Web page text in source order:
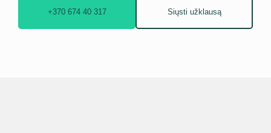
+370 674 40 317 Siųsti užklausą